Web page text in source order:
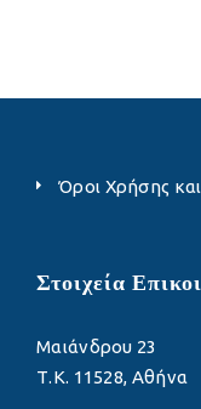
Όροι Χρήσης
Στοιχεία
Μαιάνδρου 23
Τ.Κ. 11528, Αθήνα